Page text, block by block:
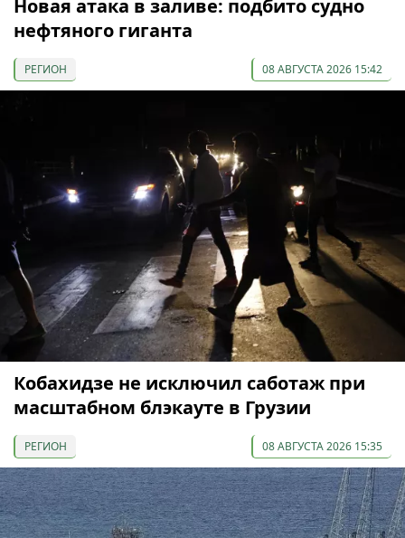
Новая атака в заливе: подбито судно
нефтяного гиганта
РЕГИОН 08 АВГУСТА 2026 15:42
Кобахидзе не исключил саботаж при
масштабном блэкауте в Грузии
РЕГИОН 08 АВГУСТА 2026 15:35